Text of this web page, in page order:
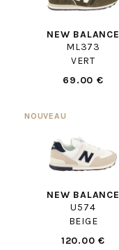
NEW BALANCE
ML373
VERT
69.00 €
NEW BALANCE
U574
BEIGE
120.00 €